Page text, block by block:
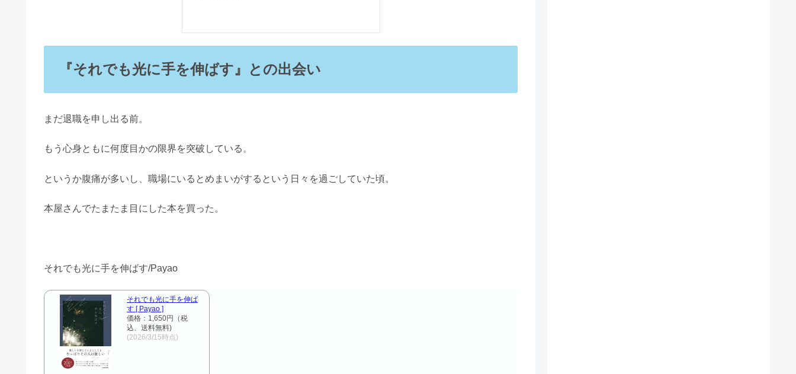
『それでも光に手を伸ばす』との出会い
まだ退職を申し出る前。
もう心身ともに何度目かの限界を突破している。
というか腹痛が多いし、職場にいるとめまいがするという日々を過ごしていた頃。
本屋さんでたまたま目にした本を買った。
それでも光に手を伸ばす/Payao
それでも光に手を伸ば
す [ Payao ]
価格：1,650円（税
込、送料無料)
(2026/3/15時点)